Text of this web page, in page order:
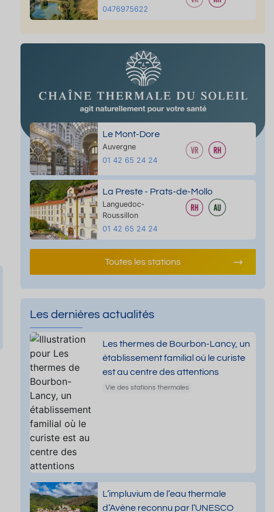
0476975622
Le Mont-Dore
Auvergne
01 42 65 24 24
La Preste - Prats-de-Mollo
Languedoc-
Roussillon
01 42 65 24 24
Toutes les stations
Les dernières actualités
Les thermes de Bourbon-Lancy, un
établissement familial où le curiste
est au centre des attentions
Vie des stations thermales
L’impluvium de l’eau thermale
d’Avène reconnu par l’UNESCO